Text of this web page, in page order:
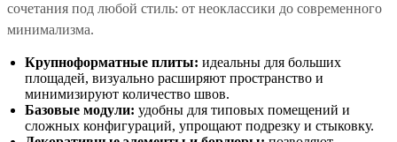
сочетания под любой стиль: от неоклассики до современного
минимализма.
Крупноформатные плиты: идеальны для больших
площадей, визуально расширяют пространство и
минимизируют количество швов.
Базовые модули: удобны для типовых помещений и
сложных конфигураций, упрощают подрезку и стыковку.